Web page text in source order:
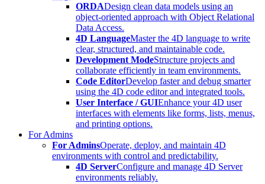
ORDADesign clean data models using an
object-oriented approach with Object Relational
Data Access.
4D LanguageMaster the 4D language to write
clear, structured, and maintainable code.
Development ModeStructure projects and
collaborate efficiently in team environments.
Code EditorDevelop faster and debug smarter
using the 4D code editor and integrated tools.
User Interface / GUIEnhance your 4D user
interfaces with elements like forms, lists, menus,
and printing options.
For Admins
For AdminsOperate, deploy, and maintain 4D
environments with control and predictability.
4D ServerConfigure and manage 4D Server
environments reliably.